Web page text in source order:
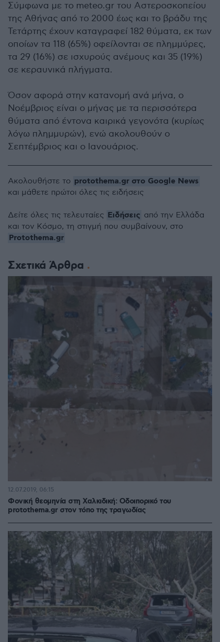
Σύμφωνα με το meteo.gr του Αστεροσκοπείου
της Αθήνας από το 2000 έως και το βράδυ της
Τετάρτης έχουν καταγραφεί 182 θύματα, εκ των
οποίων τα 118 (65%) οφείλονται σε πλημμύρες,
τα 29 (16%) σε ισχυρούς ανέμους και 35 (19%)
σε κεραυνικά πλήγματα.
Όσον αφορά στην κατανομή ανά μήνα, ο
Νοέμβριος είναι ο μήνας με τα περισσότερα
θύματα από έντονα καιρικά γεγονότα (κυρίως
λόγω πλημμυρών), ενώ ακολουθούν ο
Σεπτέμβριος και ο Ιανουάριος.
Σχετικά Άρθρα
Φονική θεομηνία στη Χαλκιδική: Οδοιπορικό του
protothema.gr στον τόπο της τραγωδίας
12.07.2019, 06:15
Ακολουθήστε το protothema.gr στο Google News
και μάθετε πρώτοι όλες τις ειδήσεις
Δείτε όλες τις τελευταίες Ειδήσεις από την Ελλάδα
και τον Κόσμο, τη στιγμή που συμβαίνουν, στο
Protothema.gr